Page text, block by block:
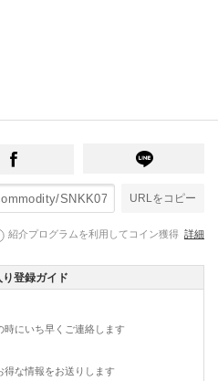
URLをコピー
紹介プログラムを利用してコイン獲得 詳細
り登録ガイド
にいち早くご連絡します
得な情報をお送りします